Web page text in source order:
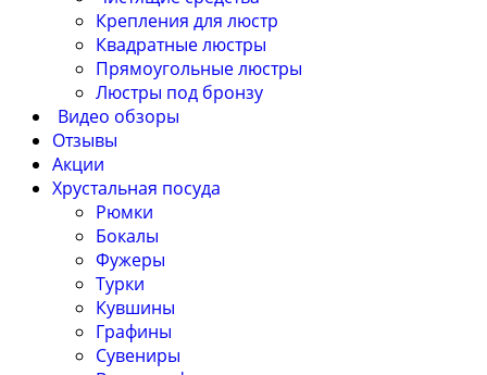
Крепления для люстр
Квадратные люстры
Прямоугольные люстры
Люстры под бронзу
Видео обзоры
Отзывы
Акции
Хрустальная посуда
Рюмки
Бокалы
Фужеры
Турки
Кувшины
Графины
Сувениры